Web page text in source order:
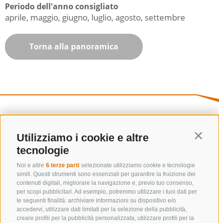
Utilizziamo i cookie e altre
tecnologie
Noi e altre 6 terze parti selezionate utilizziamo cookie e tecnologie
simili. Questi strumenti sono essenziali per garantire la fruizione dei
contenuti digitali, migliorare la navigazione e, previo tuo consenso,
per scopi pubblicitari. Ad esempio, potremmo utilizzare i tuoi dati per
le seguenti finalità: archiviare informazioni su dispositivo e/o
accedervi, utilizzare dati limitati per la selezione della pubblicità,
creare profili per la pubblicità personalizzata, utilizzare profili per la
Periodo dell'anno consigliato
aprile, maggio, giugno, luglio, agosto, settembre
Torna alla panoramica